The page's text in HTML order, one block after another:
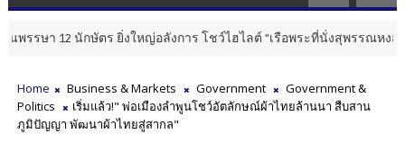
า 12 นักษัตร ยิ่งใหญ่อลังการ โชว์ไฮไลต์ "เรือพระที่นั่งสุพรรณหงส์จาก
Home Business & Markets Government
Government &
Politics
เริ่มแล้ว!" พ่อเมืองลำพูนโชว์อัตลักษณ์ผ้าไทยล้านนา สืบสาน
ภูมิปัญญา พัฒนาผ้าไทยสู่สากล"